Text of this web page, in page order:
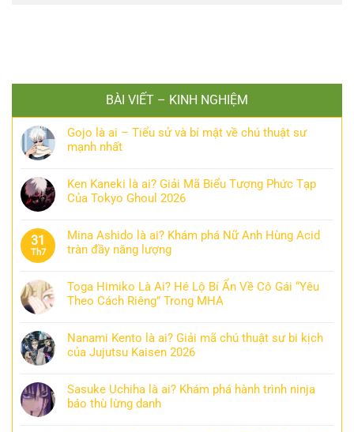
BÀI VIẾT – KINH NGHIỆM
Gojo là ai – Tiểu sử và bí mật về chú thuật sư
mạnh nhất
Ken Kaneki là ai? Giải Mã Biểu Tượng Phức Tạp
Của Tokyo Ghoul 2026
31
Th7
Mina Ashido là ai? Khám phá Nữ Anh Hùng Acid
tràn đầy năng lượng
Toga Himiko Là Ai? Hé Lộ Bí Ẩn Về Cô Gái “Yêu
Theo Cách Riêng” Trong MHA
Nanami Kento là ai? Giải mã chú thuật sư bi kịch
của Jujutsu Kaisen 2026
Sasuke Uchiha là ai? Khám phá hành trình ninja
báo thù lừng danh